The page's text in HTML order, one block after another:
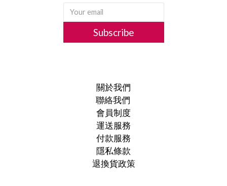
Subscribe
關於我們
聯絡我們
會員制度
運送服務
付款服務
隱私條款
退換貨政策